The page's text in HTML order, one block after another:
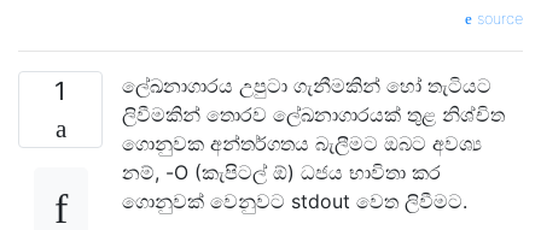
source
1
ලේඛනාගාරය උපුටා ගැනීමකින් හෝ තැටියට
ලිවීමකින් තොරව ලේඛනාගාරයක් තුළ නිශ්චිත
ගොනුවක අන්තර්ගතය බැලීමට ඔබට අවශ්‍ය
නම්, -O (කැපිටල් ඕ) ධජය භාවිතා කර
ගොනුවක් වෙනුවට stdout වෙත ලිවීමට.